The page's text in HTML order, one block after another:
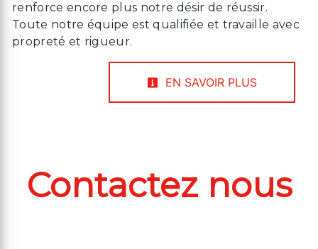
renforce encore plus notre désir de réussir.
Toute notre équipe est qualifiée et travaille avec
propreté et rigueur.
EN SAVOIR PLUS
Contactez nous